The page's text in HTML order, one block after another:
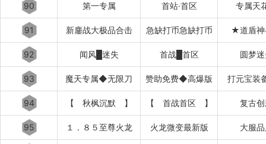
90 第一专属 首站·首区 专属天
91 新鏖战大极品合击 急缺打币急缺打币 ★道盾
92 闻风█迷失 首战█首区 圆梦
93 魔天专属◆无限刀 赞助免费◆高爆版 打元宝装
94 【 秋枫沉默 】 【 首战首区 】 复古
95 １．８５至尊火龙 火龙微变最新版 大服